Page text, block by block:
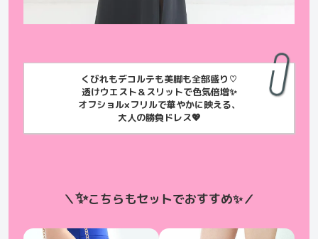
くびれもデコルテも美脚も全部盛り♡
透けウエスト＆スリットで色気倍増✨
オフショル×フリルで華やかに映える、
大人の勝負ドレス💖
＼✨こちらもセットでおすすめ✨／